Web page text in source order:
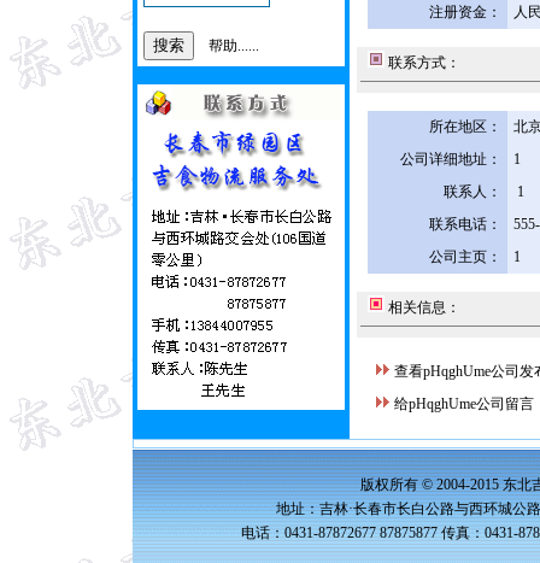
帮助......
注册资金：
人
联系方式：
所在地区：
北
公司详细地址：
1
联系人：
1
联系电话：
公司主页：
1
相关信息：
查看pHqghUme公司发
给pHqghUme公司留言
版权所有 © 2004-2015 东北
地址：吉林·长春市长白公路与西环城公
电话：0431-87872677 87875877 传真：0431-